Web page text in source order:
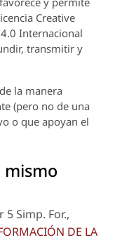
Creative
Internacional
transmitir y
la manera
(pero no de una
o que apoyan el
mismo
Simp. For.,
DE LA